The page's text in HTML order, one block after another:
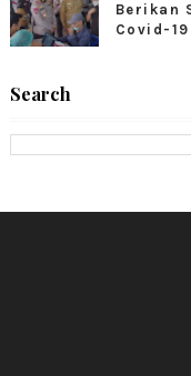
Berikan
Covid-
Search